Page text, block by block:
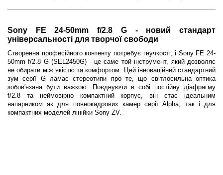
Sony FE 24-50mm f/2.8 G - новий стандарт
універсальності для творчої свободи
Створення професійного контенту потребує гнучкості, і Sony FE 24-
50mm f/2.8 G (SEL2450G) - це саме той інструмент, який дозволяє
не обирати між якістю та комфортом. Цей інноваційний стандартний
зум серії G ламає стереотипи про те, що світлосильна оптика
зобов'язана бути важкою. Поєднуючи в собі постійну діафрагму
f/2.8 та неймовірно компактний корпус, він стає ідеальним
напарником як для повнокадрових камер серії Alpha, так і для
компактних моделей лінійки Sony ZV.